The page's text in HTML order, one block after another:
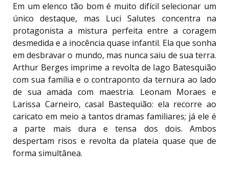
Em um elenco tão bom é muito difícil selecionar um
único destaque, mas Luci Salutes concentra na
protagonista a mistura perfeita entre a coragem
desmedida e a inocência quase infantil. Ela que sonha
em desbravar o mundo, mas nunca saiu de sua terra.
Arthur Berges imprime a revolta de Iago Batesquião
com sua família e o contraponto da ternura ao lado
de sua amada com maestria. Leonam Moraes e
Larissa Carneiro, casal Bastequião: ela recorre ao
caricato em meio a tantos dramas familiares; já ele é
a parte mais dura e tensa dos dois. Ambos
despertam risos e revolta da plateia quase que de
forma simultânea.